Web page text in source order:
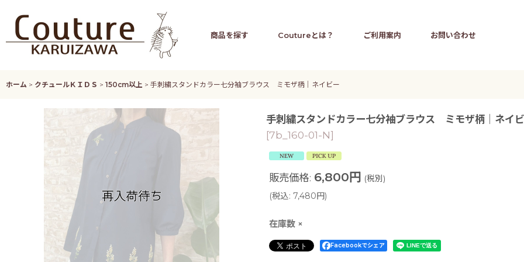
商品を探す Coutureとは？ ご利用案内 お問い合わせ
ホーム > クチュールＫＩＤＳ > 150cm以上 > 手刺繍スタンドカラー七分袖ブラウス ミモザ柄｜ネイビー
手刺繍スタンドカラー七分袖ブラウス ミモザ柄｜ネイ
[7b_160-01-N]
販売価格: 6,800円 (税別)
(税込: 7,480円)
在庫数 ×
Facebookでシェア